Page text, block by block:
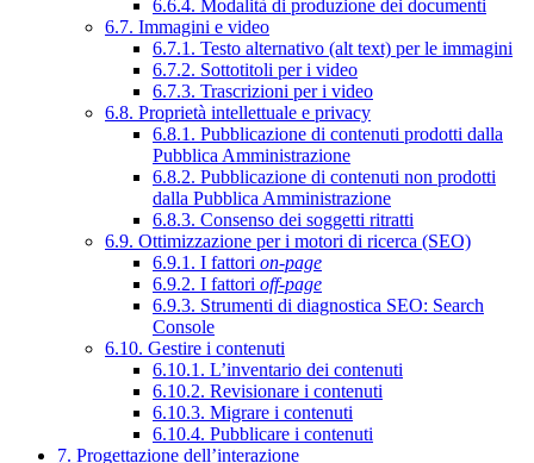
6.6.4. Modalità di produzione dei documenti
6.7. Immagini e video
6.7.1. Testo alternativo (alt text) per le immagini
6.7.2. Sottotitoli per i video
6.7.3. Trascrizioni per i video
6.8. Proprietà intellettuale e privacy
6.8.1. Pubblicazione di contenuti prodotti dalla
Pubblica Amministrazione
6.8.2. Pubblicazione di contenuti non prodotti
dalla Pubblica Amministrazione
6.8.3. Consenso dei soggetti ritratti
6.9. Ottimizzazione per i motori di ricerca (SEO)
6.9.1. I fattori on-page
6.9.2. I fattori off-page
6.9.3. Strumenti di diagnostica SEO: Search
Console
6.10. Gestire i contenuti
6.10.1. L’inventario dei contenuti
6.10.2. Revisionare i contenuti
6.10.3. Migrare i contenuti
6.10.4. Pubblicare i contenuti
7. Progettazione dell’interazione